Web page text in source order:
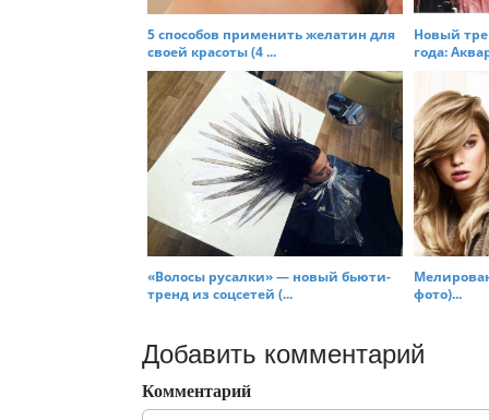
5 способов применить желатин для
своей красоты (4 ...
Новый
года:
«Волосы русалки» — новый бьюти-
тренд из соцсетей (...
фото)...
Добавить комментарий
Комментарий